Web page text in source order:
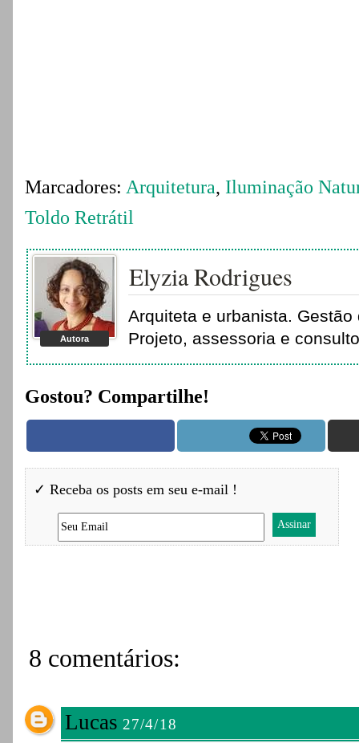
Marcadores: Arquitetura, Iluminação
Toldo Retrátil
Autora
Elyzia Rodrigues
Arquiteta e urbanista.
Projeto, assessoria e
Gostou? Compartilhe!
✓ Receba os posts em seu e-mail !
8 comentários:
Lucas 27/4/18